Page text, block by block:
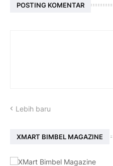
POSTING KOMENTAR
Lebih baru
XMART BIMBEL MAGAZINE